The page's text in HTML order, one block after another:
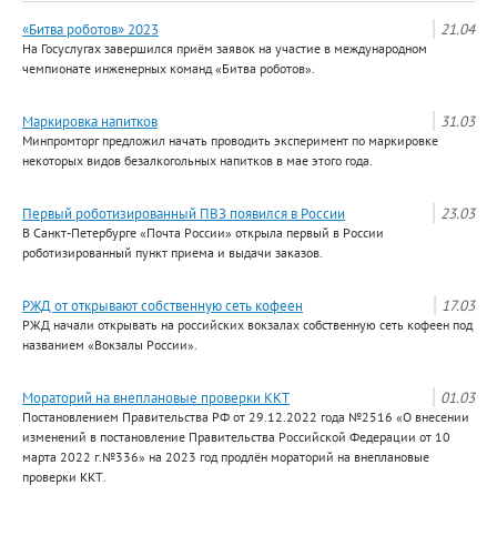
21.04
«Битва роботов» 2023
На Госуслугах завершился приём заявок на участие в международном
чемпионате инженерных команд «Битва роботов».
31.03
Маркировка напитков
Минпромторг предложил начать проводить эксперимент по маркировке
некоторых видов безалкогольных напитков в мае этого года.
23.03
Первый роботизированный ПВЗ появился в России
В Санкт-Петербурге «Почта России» открыла первый в России
роботизированный пункт приема и выдачи заказов.
17.03
РЖД от открывают собственную сеть кофеен
РЖД начали открывать на российских вокзалах собственную сеть кофеен под
названием «Вокзалы России».
01.03
Мораторий на внеплановые проверки ККТ
Постановлением Правительства РФ от 29.12.2022 года №2516 «О внесении
изменений в постановление Правительства Российской Федерации от 10
марта 2022 г.№336» на 2023 год продлён мораторий на внеплановые
проверки ККТ.